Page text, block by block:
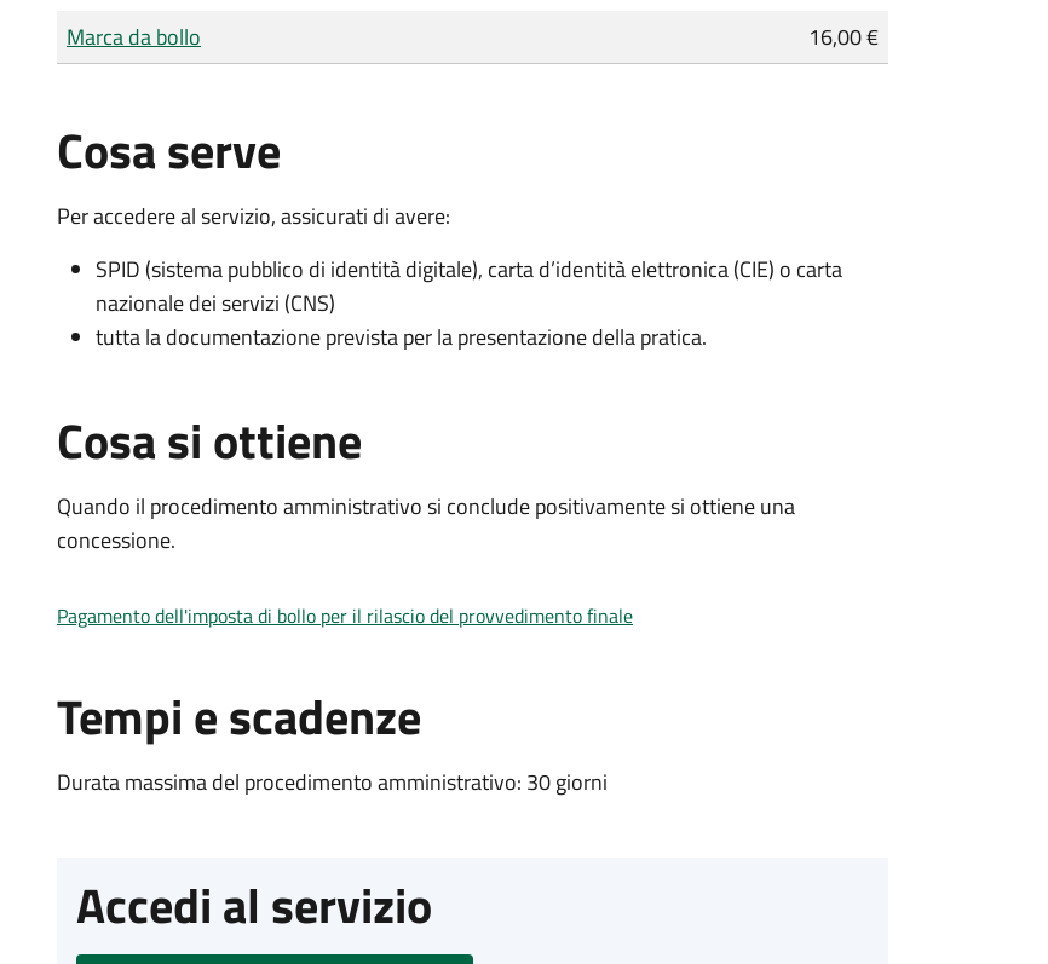
Tipo di pagamento
Importo
Marca da bollo 16,00 €
Cosa serve
Per accedere al servizio, assicurati di avere:
SPID (sistema pubblico di identità digitale), carta d’identità elettronica (CIE) o carta
nazionale dei servizi (CNS)
tutta la documentazione prevista per la presentazione della pratica.
Cosa si ottiene
Quando il procedimento amministrativo si conclude positivamente si ottiene una
concessione.
Pagamento dell'imposta di bollo per il rilascio del provvedimento finale
Tempi e scadenze
Durata massima del procedimento amministrativo: 30 giorni
Accedi al servizio